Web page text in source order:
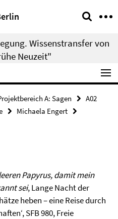
Wissenstransfer von
Neuzeit"
A: Sagen
A02
Michaela Engert
Papyrus, damit mein
sei, Lange Nacht der
heben – eine Reise durch
SFB 980, Freie